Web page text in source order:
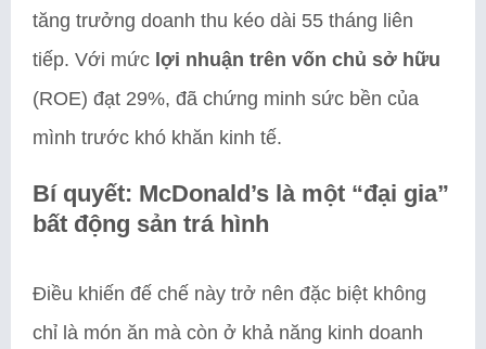
tăng trưởng doanh thu kéo dài 55 tháng liên
tiếp. Với mức lợi nhuận trên vốn chủ sở hữu
(ROE) đạt 29%, đã chứng minh sức bền của
mình trước khó khăn kinh tế.
Bí quyết: McDonald’s là một “đại gia”
bất động sản trá hình
Điều khiến đế chế này trở nên đặc biệt không
chỉ là món ăn mà còn ở khả năng kinh doanh